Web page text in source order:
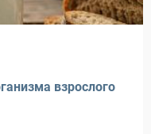
взрослого